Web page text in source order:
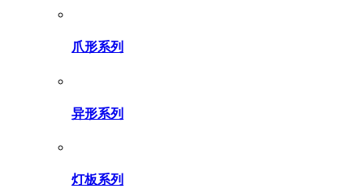
爪形系列
异形系列
灯板系列